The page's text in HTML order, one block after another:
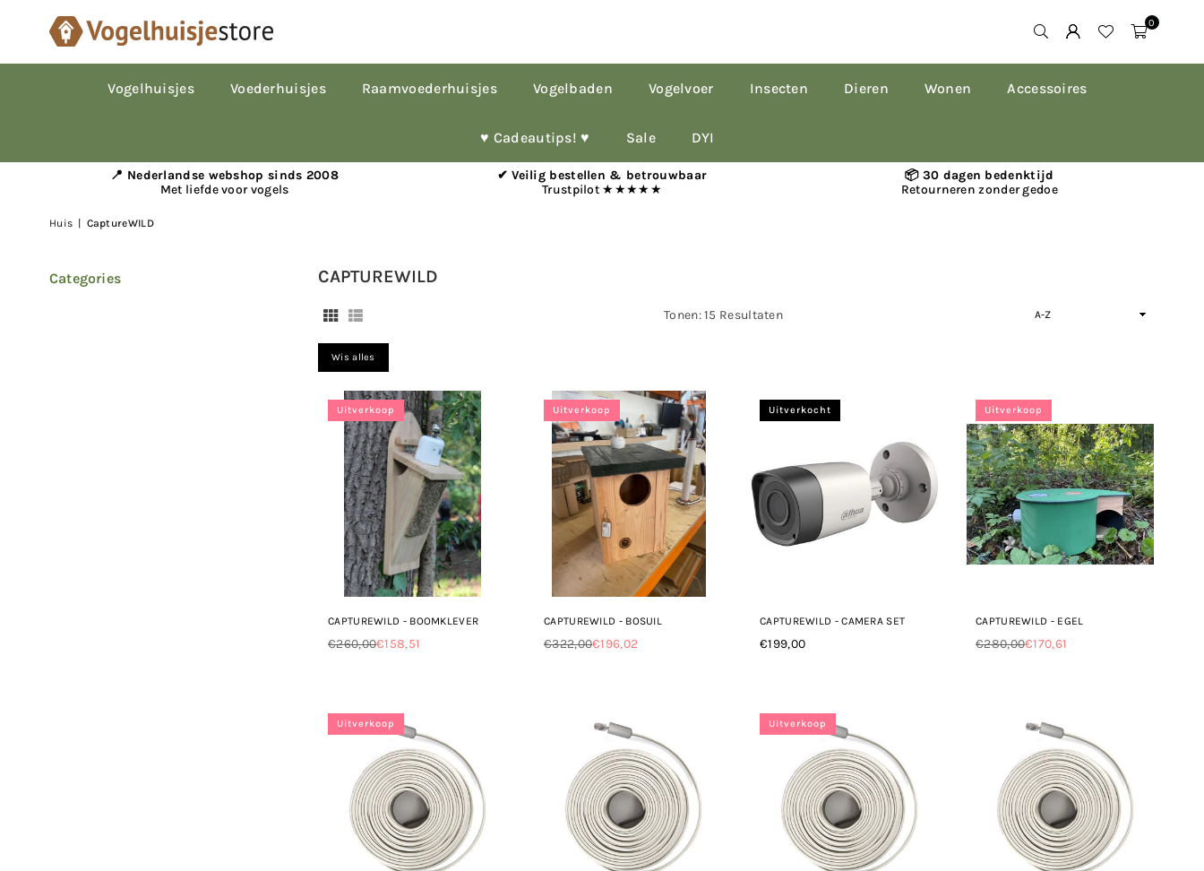
0
Vogelhuisjes Voederhuisjes Raamvoederhuisjes Vogelbaden Vogelvoer Insecten Dieren Wonen Accessoires
♥︎ Cadeautips! ♥︎ Sale DYI
📍 Nederlandse webshop sinds 2008
Met liefde voor vogels
✔ Veilig bestellen & betrouwbaar
Trustpilot ★★★★★
📦 30 dagen bedenktijd
Retourneren zonder gedoe
Huis CaptureWILD
CAPTUREWILD
Tonen: 15 Resultaten
Sorteer
Wis alles
Uitverkoop
CAPTUREWILD - BOOMKLEVER
Normale
€260,00€158,51
Uitverkoop
CAPTUREWILD - BOSUIL
Normale
€322,00€196,02
Uitverkocht
CAPTUREWILD - CAMERA SET
Normale
€199,00
Uitverkoop
CAPTUREWILD - EGEL
Normale
€280,00€170,61
Uitverkoop Uitverkoop
Categories